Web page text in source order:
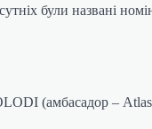
були названі
(амбасадор –